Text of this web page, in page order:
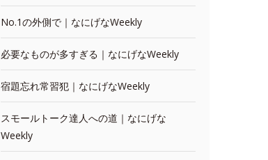
No.1の外側で｜なにげなWeekly
必要なものが多すぎる｜なにげなWeekly
宿題忘れ常習犯｜なにげなWeekly
スモールトーク達人への道｜なにげな
Weekly